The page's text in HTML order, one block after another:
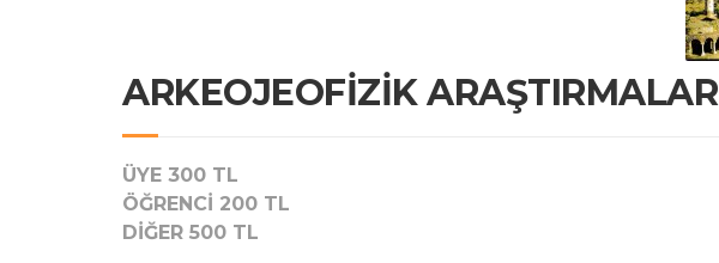
ARKEOJEOFİZİK ARAŞTIRMALAR
ÜYE 300 TL
ÖĞRENCİ 200 TL
DİĞER 500 TL